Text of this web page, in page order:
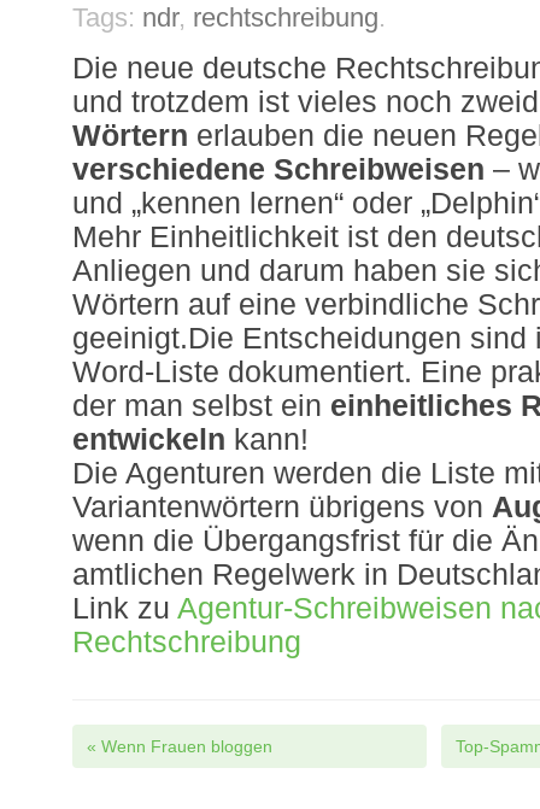
Tags: ndr, rechtschreibung.
Die neue deutsche
und trotzdem ist vieles noch
Wörtern erlauben die neuen
verschiedene Schreibweisen –
und „kennen lernen“ oder
Mehr Einheitlichkeit ist den
Anliegen und darum haben sie
Wörtern auf eine verbindliche
geeinigt.Die Entscheidungen sind
Word-Liste dokumentiert. Eine
der man selbst ein einheitliches
entwickeln kann!
Die Agenturen werden die Liste
Variantenwörtern übrigens von
wenn die Übergangsfrist für die
amtlichen Regelwerk in
Link zu Agentur-Schreibweisen
Rechtschreibung
Post navigation
« Wenn Frauen bloggen Top-